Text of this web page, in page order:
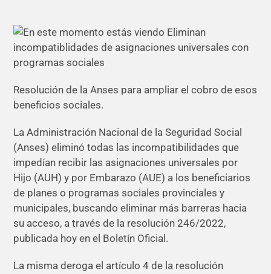
Resolución de la Anses para ampliar el cobro de esos
beneficios sociales.
La Administración Nacional de la Seguridad Social
(Anses) eliminó todas las incompatibilidades que
impedían recibir las asignaciones universales por
Hijo (AUH) y por Embarazo (AUE) a los beneficiarios
de planes o programas sociales provinciales y
municipales, buscando eliminar más barreras hacia
su acceso, a través de la resolución 246/2022,
publicada hoy en el Boletín Oficial.
La misma deroga el artículo 4 de la resolución